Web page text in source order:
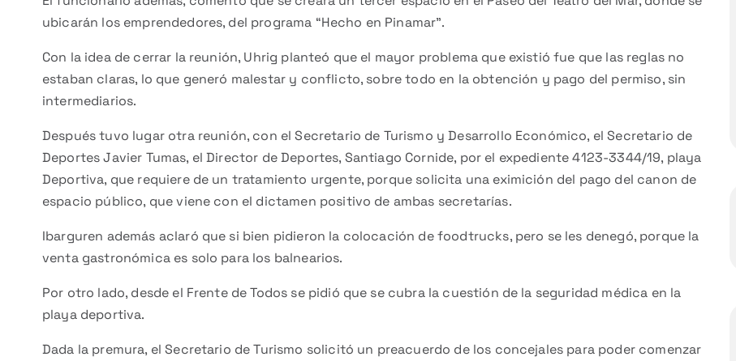
ubicarán los emprendedores, del programa “Hecho en Pinamar”.
Con la idea de cerrar la reunión, Uhrig planteó que el mayor problema que existió fue que las reglas no
estaban claras, lo que generó malestar y conflicto, sobre todo en la obtención y pago del permiso, sin
intermediarios.
Después tuvo lugar otra reunión, con el Secretario de Turismo y Desarrollo Económico, el Secretario de
Deportes Javier Tumas, el Director de Deportes, Santiago Cornide, por el expediente 4123-3344/19, playa
Deportiva, que requiere de un tratamiento urgente, porque solicita una eximición del pago del canon de
espacio público, que viene con el dictamen positivo de ambas secretarías.
Ibarguren además aclaró que si bien pidieron la colocación de foodtrucks, pero se les denegó, porque la
venta gastronómica es solo para los balnearios.
Por otro lado, desde el Frente de Todos se pidió que se cubra la cuestión de la seguridad médica en la
playa deportiva.
Dada la premura, el Secretario de Turismo solicitó un preacuerdo de los concejales para poder comenzar